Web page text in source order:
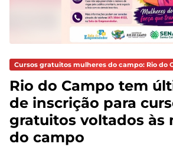
Cursos gratuitos mulheres do campo: Rio do
Rio do Campo tem
de inscrição para
gratuitos voltados às
do campo